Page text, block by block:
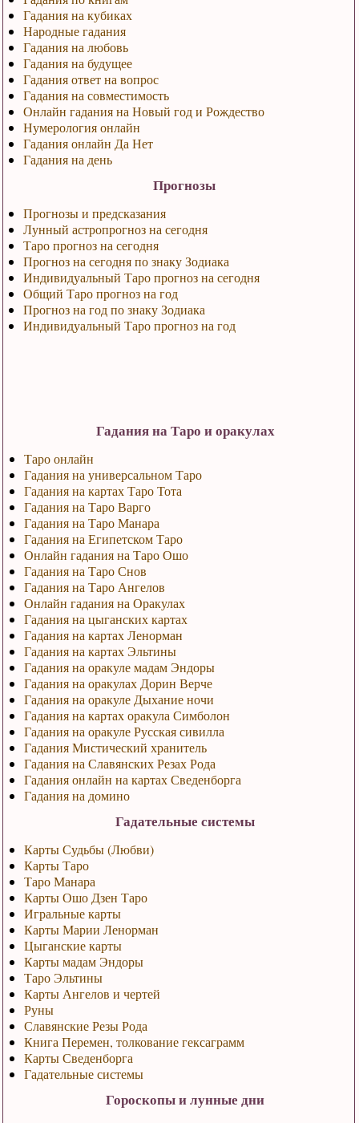
Гадания на кубиках
Народные гадания
Гадания на любовь
Гадания на будущее
Гадания ответ на вопрос
Гадания на совместимость
Онлайн гадания на Новый год и Рождество
Нумерология онлайн
Гадания онлайн Да Нет
Гадания на день
Прогнозы
Прогнозы и предсказания
Лунный астропрогноз на сегодня
Таро прогноз на сегодня
Прогноз на сегодня по знаку Зодиака
Индивидуальный Таро прогноз на сегодня
Общий Таро прогноз на год
Прогноз на год по знаку Зодиака
Индивидуальный Таро прогноз на год
Гадания на Таро и оракулах
Таро онлайн
Гадания на универсальном Таро
Гадания на картах Таро Тота
Гадания на Таро Варго
Гадания на Таро Манара
Гадания на Египетском Таро
Онлайн гадания на Таро Ошо
Гадания на Таро Снов
Гадания на Таро Ангелов
Онлайн гадания на Оракулах
Гадания на цыганских картах
Гадания на картах Ленорман
Гадания на картах Эльтины
Гадания на оракуле мадам Эндоры
Гадания на оракулах Дорин Верче
Гадания на оракуле Дыхание ночи
Гадания на картах оракула Симболон
Гадания на оракуле Русская сивилла
Гадания Мистический хранитель
Гадания на Славянских Резах Рода
Гадания онлайн на картах Сведенборга
Гадания на домино
Гадательные системы
Карты Судьбы (Любви)
Карты Таро
Таро Манара
Карты Ошо Дзен Таро
Игральные карты
Карты Марии Ленорман
Цыганские карты
Карты мадам Эндоры
Таро Эльтины
Карты Ангелов и чертей
Руны
Славянские Резы Рода
Книга Перемен, толкование гексаграмм
Карты Сведенборга
Гадательные системы
Гороскопы и лунные дни